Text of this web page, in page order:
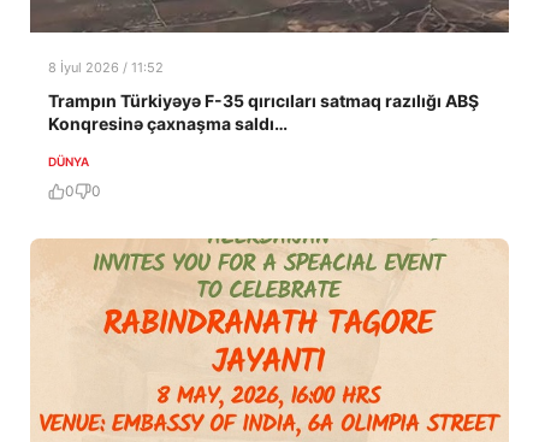
8 İyul 2026 / 11:52
Trampın Türkiyəyə F-35 qırıcıları satmaq razılığı ABŞ
Konqresinə çaxnaşma saldı…
DÜNYA
0 0